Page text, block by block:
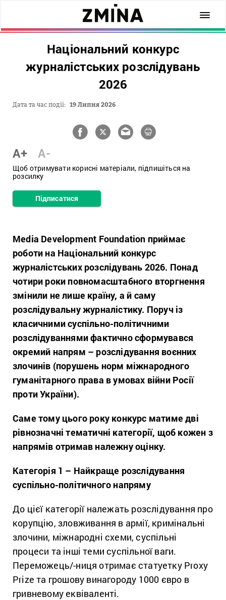
Національний конкурс
журналістських розслідувань
2026
Дата та час події: 19 Липня 2026
A+ A-
Щоб отримувати корисні матеріали, підпишіться на
розсилку
Підписатися
Media Development Foundation приймає
роботи на Національний конкурс
журналістських розслідувань 2026. Понад
чотири роки повномасштабного вторгнення
змінили не лише країну, а й саму
розслідувальну журналістику. Поруч із
класичними суспільно-політичними
розслідуваннями фактично сформувався
окремий напрям – розслідування воєнних
злочинів (порушень норм міжнародного
гуманітарного права в умовах війни Росії
проти України).
Саме тому цього року конкурс матиме дві
рівнозначні тематичні категорії, щоб кожен з
напрямів отримав належну оцінку.
Категорія 1 – Найкраще розслідування
суспільно-політичного напряму
До цієї категорії належать розслідування про
корупцію, зловживання в армії, кримінальні
злочини, міжнародні схеми, суспільні
процеси та інші теми суспільної ваги.
Переможець/-ниця отримає статуетку Proxy
Prize та грошову винагороду 1000 євро в
гривневому еквіваленті.